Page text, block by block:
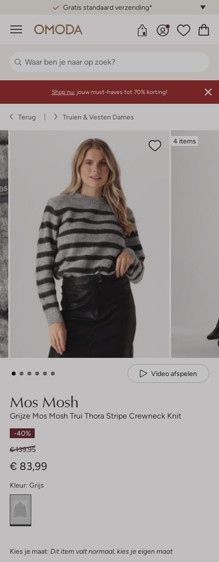
Gratis standaard verzending*
Menu
Shop nu: jouw must-haves tot 70% korting!
Terug Truien & Vesten Dames
4 items
Video afspelen
Mos Mosh
Grijze Mos Mosh Trui Thora Stripe Crewneck Knit
-40%
€ 139,95
€ 83,99
Kleur: Grijs
Kies je maat: Dit item valt normaal, kies je eigen maat